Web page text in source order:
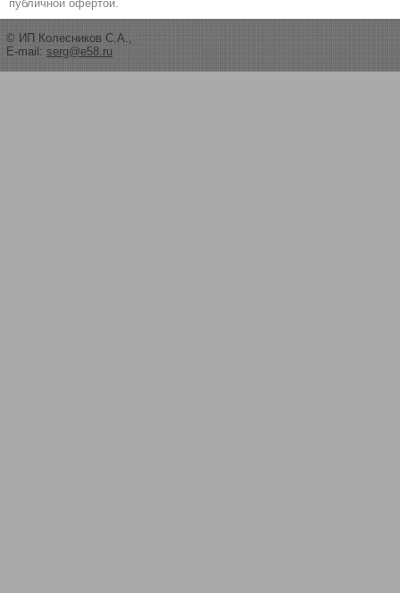
публичной офертой.
© ИП Колесников С.А.,
E-mail: serg@e58.ru